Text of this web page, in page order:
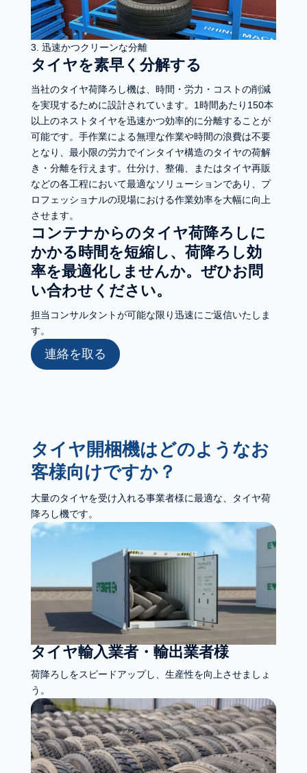
3. 迅速かつクリーンな分離
タイヤを素早く分解する
当社のタイヤ荷降ろし機は、時間・労力・コストの削減
を実現するために設計されています。1時間あたり150本
以上のネストタイヤを迅速かつ効率的に分離することが
可能です。手作業による無理な作業や時間の浪費は不要
となり、最小限の労力でインタイヤ構造のタイヤの荷解
き・分離を行えます。仕分け、整備、またはタイヤ再販
などの各工程において最適なソリューションであり、プ
ロフェッショナルの現場における作業効率を大幅に向上
させます。
コンテナからのタイヤ荷降ろしに
かかる時間を短縮し、荷降ろし効
率を最適化しませんか。ぜひお問
い合わせください。
担当コンサルタントが可能な限り迅速にご返信いたしま
す。
連絡を取る
タイヤ開梱機はどのようなお
客様向けですか？
大量のタイヤを受け入れる事業者様に最適な、タイヤ荷
降ろし機です。
タイヤ輸入業者・輸出業者様
荷降ろしをスピードアップし、生産性を向上させましょ
う。